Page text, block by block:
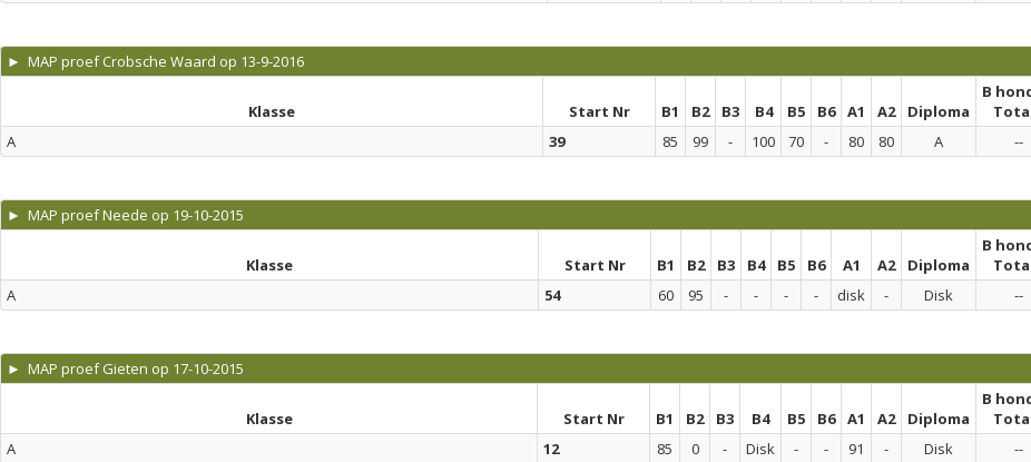
► MAP proef Crobsche Waard op 13-9-2016
Klasse Start Nr B1 B2 B3 B4 B5 B6 A1 A2 Diploma
B
A
39 85 99 - 100 70 - 80 80 A --
► MAP proef Neede op 19-10-2015
Klasse Start Nr B1 B2 B3 B4 B5 B6 A1 A2 Diploma
B
A
54 60 95 - - - - disk - Disk --
► MAP proef Gieten op 17-10-2015
Klasse Start Nr B1 B2 B3 B4 B5 B6 A1 A2 Diploma
B
A
12 85 0 - Disk - - 91 - Disk --